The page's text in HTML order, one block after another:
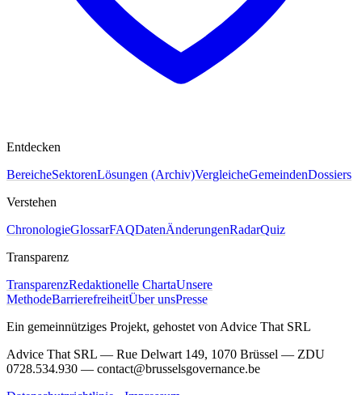
Entdecken
BereicheSektorenLösungen (Archiv)VergleicheGemeindenDossiers
Verstehen
ChronologieGlossarFAQDatenÄnderungenRadarQuiz
Transparenz
TransparenzRedaktionelle ChartaUnsere
MethodeBarrierefreiheitÜber unsPresse
Ein gemeinnütziges Projekt, gehostet von Advice That SRL
Advice That SRL — Rue Delwart 149, 1070 Brüssel — ZDU
0728.534.930 — contact@brusselsgovernance.be